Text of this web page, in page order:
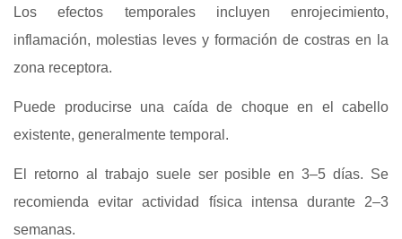
Los efectos temporales incluyen enrojecimiento,
inflamación, molestias leves y formación de costras en la
zona receptora.
Puede producirse una caída de choque en el cabello
existente, generalmente temporal.
El retorno al trabajo suele ser posible en 3–5 días. Se
recomienda evitar actividad física intensa durante 2–3
semanas.